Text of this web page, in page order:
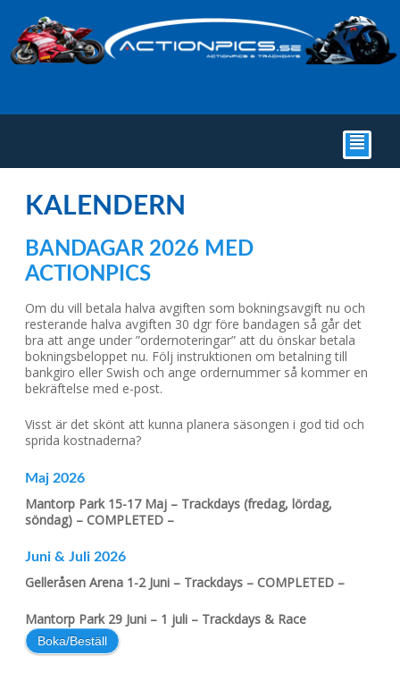
²
KALENDERN
BANDAGAR 2026 MED
ACTIONPICS
Om du vill betala halva avgiften som bokningsavgift nu och
resterande halva avgiften 30 dgr före bandagen så går det
bra att ange under ”ordernoteringar” att du önskar betala
bokningsbeloppet nu. Följ instruktionen om betalning till
bankgiro eller Swish och ange ordernummer så kommer en
bekräftelse med e-post.
Visst är det skönt att kunna planera säsongen i god tid och
sprida kostnaderna?
Maj 2026
Mantorp Park 15-17 Maj – Trackdays (fredag, lördag,
söndag) – COMPLETED –
Juni & Juli 2026
Gelleråsen Arena 1-2 Juni – Trackdays – COMPLETED –
Mantorp Park 29 Juni – 1 juli – Trackdays & Race
Boka/Beställ